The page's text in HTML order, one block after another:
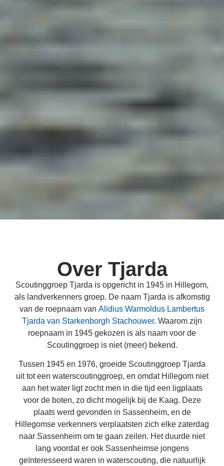
Over Tjarda
Scoutinggroep Tjarda is opgericht in 1945 in Hillegom,
als landverkenners groep. De naam Tjarda is afkomstig
van de roepnaam van Alidius Warmoldus Lambertus
Tjarda van Starkenborgh Stachouwer. Waarom zijn
roepnaam in 1945 gekozen is als naam voor de
Scoutinggroep is niet (meer) bekend.
Tussen 1945 en 1976, groeide Scoutinggroep Tjarda
uit tot een waterscoutinggroep, en omdat Hillegom niet
aan het water ligt zocht men in die tijd een ligplaats
voor de boten, zo dicht mogelijk bij de Kaag. Deze
plaats werd gevonden in Sassenheim, en de
Hillegomse verkenners verplaatsten zich elke zaterdag
naar Sassenheim om te gaan zeilen. Het duurde niet
lang voordat er ook Sassenheimse jongens
geïnteresseerd waren in waterscouting, die natuurlijk